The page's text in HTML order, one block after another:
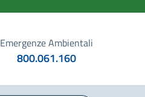
Emergenze Ambientali
800.061.160